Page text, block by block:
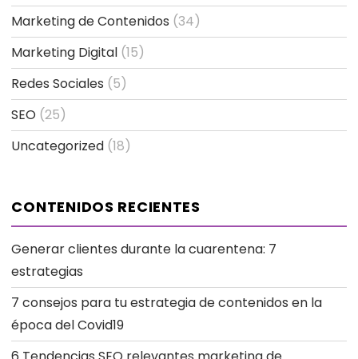
Marketing de Contenidos (34)
Marketing Digital (15)
Redes Sociales (5)
SEO (25)
Uncategorized (18)
CONTENIDOS RECIENTES
Generar clientes durante la cuarentena: 7
estrategias
7 consejos para tu estrategia de contenidos en la
época del Covid19